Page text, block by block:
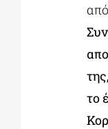
το